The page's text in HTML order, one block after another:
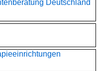
Deutschland